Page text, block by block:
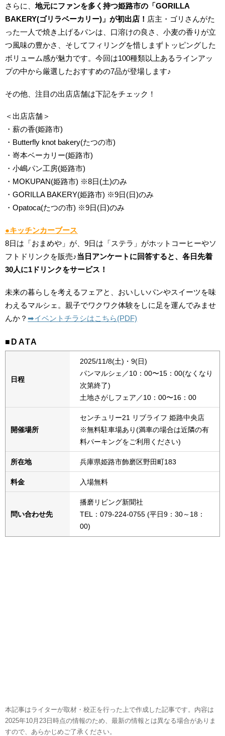
さらに、地元にファンを多く持つ姫路市の 「GORILLA
BAKERY(ゴリラベーカリー)」が初出店！ 店主・ゴリさんがた
った一人で焼き上げるパンは、口溶けの良さ、小麦の香りが立
つ風味の豊かさ、そしてフィリングを惜しまずトッピングした
ボリューム感が魅力です。今回は100種類以上あるラインアッ
プの中から厳選したおすすめの7品が登場します♪
その他、注目の出店店舗は下記をチェック！
＜出店店舗＞
・薪の香(姫路市)
・Butterfly knot bakery(たつの市)
・嵜本ベーカリー(姫路市)
・小嶋パン工房(姫路市)
・MOKUPAN(姫路市) ※8日(土)のみ
・GORILLA BAKERY(姫路市) ※9日(日)のみ
・Opatoca(たつの市) ※9日(日)のみ
●キッチンカーブース
8日は「おまめや」が、9日は「ステラ」がホットコーヒーやソ
フトドリンクを販売♪当日 アンケートに回答すると、各日先着
30人に1ドリンクをサービス！
未来の暮らしを考えるフェアと、おいしいパンやスイーツを味
わえるマルシェ。親子でワクワク体験をしに足を運んでみませ
んか？➡︎イベントチラシはこちら(PDF)
■DATA
日程
2025/11/8(土)・9(日)
パンマルシェ／10：00〜15：00(なくなり
次第終了)
土地さがしフェア／10：00〜16：00
開催場所
センチュリー21 リブライフ 姫路中央店
※無料駐車場あり(満車の場合は近隣の有
料パーキングをご利用ください)
所在地 兵庫県姫路市飾磨区野田町183
料金 入場無料
問い合わせ先
播磨リビング新聞社
TEL：079-224-0755 (平日9：30～18：
00)
本記事はライターが取材・校正を行った上で作成した記事です。内容は
2025年10月23日時点の情報のため、最新の情報とは異なる場合がありま
すので、あらかじめご了承ください。